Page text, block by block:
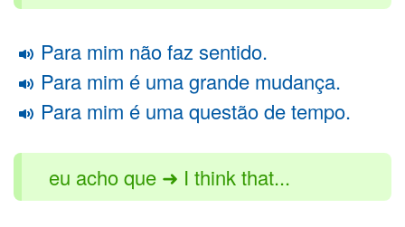
Para mim não faz sentido.
Para mim é uma grande mudança.
Para mim é uma questão de tempo.
eu acho que ➜ I think that...